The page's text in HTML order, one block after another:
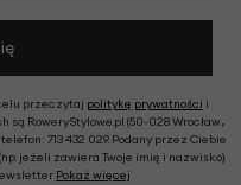
przeczytaj politykę prywatności i
są RoweryStylowe.pl (50-028 Wrocław,
713 432 029. Podany przez Ciebie
jeżeli zawiera Twoje imię i nazwisko).
Pokaż więcej